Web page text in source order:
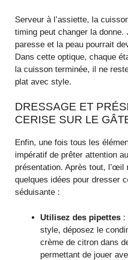
Serveur à l’assiette, la
timing peut changer la donne.
paresse et la peau pourrait
Dans cette optique, chaque
la cuisson terminée, il ne
plat avec style.
DRESSAGE ET
CERISE SUR LE
Enfin, une fois tous les
impératif de prêter attention
présentation. Après tout, l’œil
quelques idées pour dresser
séduisante :
Utilisez des pipettes :
style, déposez le
crème de citron dans
permettant de jouer